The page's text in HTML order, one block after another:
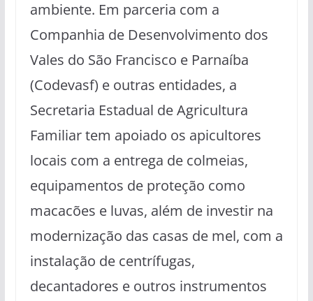
ambiente. Em parceria com a
Companhia de Desenvolvimento dos
Vales do São Francisco e Parnaíba
(Codevasf) e outras entidades, a
Secretaria Estadual de Agricultura
Familiar tem apoiado os apicultores
locais com a entrega de colmeias,
equipamentos de proteção como
macacões e luvas, além de investir na
modernização das casas de mel, com a
instalação de centrífugas,
decantadores e outros instrumentos